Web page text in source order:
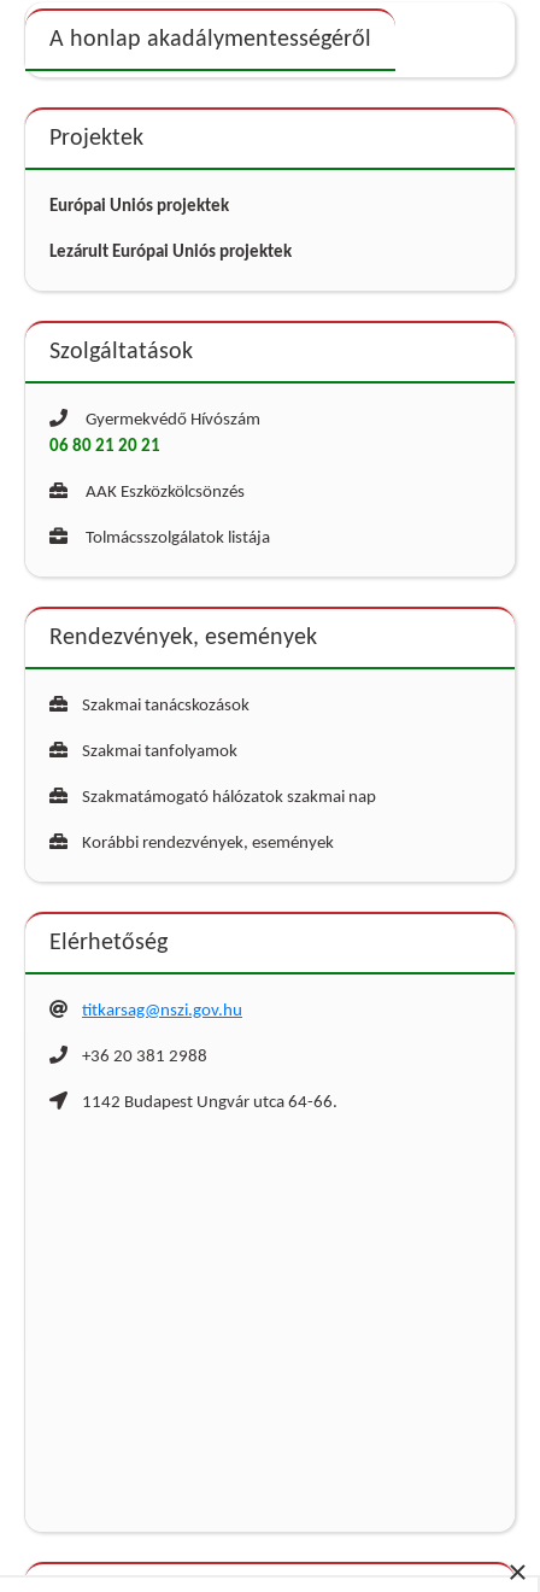
×
A honlap akadálymentességéről
Projektek
Európai Uniós projektek
Lezárult Európai Uniós projektek
Szolgáltatások
Gyermekvédő Hívószám
06 80 21 20 21
AAK Eszközkölcsönzés
Tolmácsszolgálatok listája
Rendezvények, események
Szakmai tanácskozások
Szakmai tanfolyamok
Szakmatámogató hálózatok szakmai nap
Korábbi rendezvények, események
Elérhetőség
titkarsag@nszi.gov.hu
+36 20 381 2988
1142 Budapest Ungvár utca 64-66.